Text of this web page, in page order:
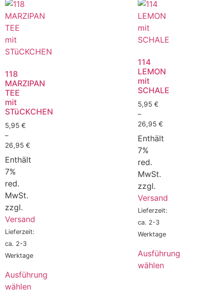
118
MARZIPAN
TEE
mit
STüCKCHEN
5,95 €
–
26,95 €
Enthält
7%
red.
MwSt.
zzgl.
Versand
Lieferzeit:
ca. 2-3
Werktage
Ausführung
wählen
114
LEMON
mit
SCHALE
5,95€
–
26,95€
Enthält
7%
red.
MwSt.
zzgl.
Versand
Lieferzeit:
ca. 2-3
Werktage
Ausführung
wählen